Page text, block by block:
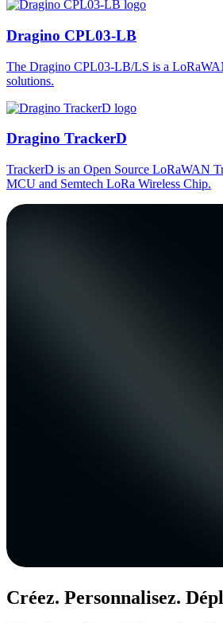
Dragino CPL03-LB
The Dragino CPL03-LB/LS is a
solutions.
Dragino TrackerD
TrackerD is an Open Source LoRaWAN
MCU and Semtech LoRa Wireless Chip.
Créez. Personnalisez.